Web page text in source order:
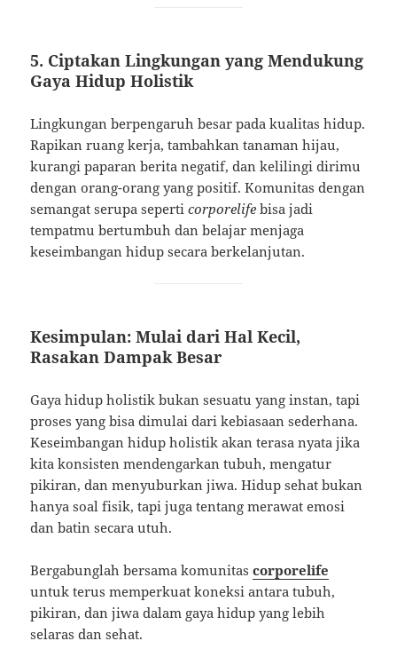
5. Ciptakan Lingkungan yang Mendukung
Gaya Hidup Holistik
Lingkungan berpengaruh besar pada kualitas hidup.
Rapikan ruang kerja, tambahkan tanaman hijau,
kurangi paparan berita negatif, dan kelilingi dirimu
dengan orang-orang yang positif. Komunitas dengan
semangat serupa seperticorporelife bisa jadi
tempatmu bertumbuh dan belajar menjaga
keseimbangan hidup secara berkelanjutan.
Kesimpulan: Mulai dari Hal Kecil,
Rasakan Dampak Besar
Gaya hidup holistik bukan sesuatu yang instan, tapi
proses yang bisa dimulai dari kebiasaan sederhana.
Keseimbangan hidup holistik akan terasa nyata jika
kita konsisten mendengarkan tubuh, mengatur
pikiran, dan menyuburkan jiwa. Hidup sehat bukan
hanya soal fisik, tapi juga tentang merawat emosi
dan batin secara utuh.
Bergabunglah bersama komunitascorporelife
untuk terus memperkuat koneksi antara tubuh,
pikiran, dan jiwa dalam gaya hidup yang lebih
selaras dan sehat.